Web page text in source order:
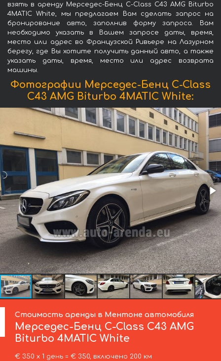
взять в аренду Мерседес-Бенц C-Class C43 AMG Biturbo
4MATIC White, мы предлагаем Вам сделать запрос на
бронирование авто, заполнив форму запроса. Вам
необходимо указать в Вашем запросе даты, время,
место или адрес во Французской Ривьере на Лазурном
берегу, где Вы хотите получить данный авто, а также
указать даты, время, место или адрес возврата
машины.
Фотографии Мерседес-Бенц C-Class
C43 AMG Biturbo 4MATIC White:
Стоимость аренды в Ментоне автомобиля
Мерседес-Бенц C-Class C43 AMG
Biturbo 4MATIC White
€ 350 х 1 день = € 350, включено 200 км